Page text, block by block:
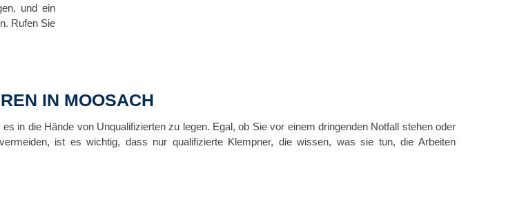
und ein
Rufen Sie
IN MOOSACH
in die Hände von Unqualifizierten zu legen. Egal, ob Sie vor einem dringenden Notfall stehen oder
ist es wichtig, dass nur qualifizierte Klempner, die wissen, was sie tun, die Arbeiten